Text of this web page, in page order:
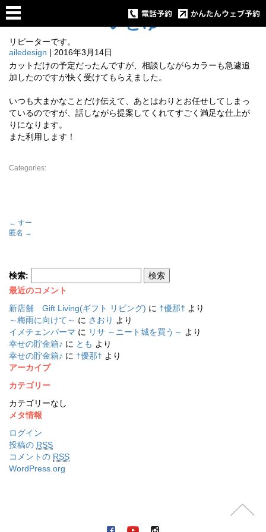
いとゆ
ailedesign | 2016年3月14日
リピーターです。
カットだけの予定だったんですが、相談しながらカラーも急遽追
加したのですが快く受けてもらえました。
いつも大まかなことだけ伝えて、あとはわりとお任せしてしまっ
ているのですが、話しながら提案してくれてすごく満足な仕上が
りになります。
また利用します！
Categories:
← すー
匿名 →
検索:
最近のコメント
新店舗 Gift Living(ギフト リビング) に †優那† より
～梅雨に向けて～ に さおり より
イメチェンパーマ に リサ ～ニート城を買う～ より
幸せの貯金箱♪ に とも より
幸せの貯金箱♪ に †優那† より
アーカイブ
カテゴリー
カテゴリーなし
メタ情報
ログイン
投稿の RSS
コメントの RSS
WordPress.org